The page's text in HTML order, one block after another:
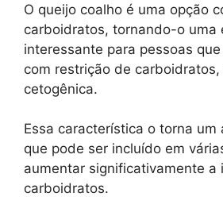
O queijo coalho é uma opção
carboidratos, tornando-o uma
interessante para pessoas
com restrição de
cetogênica.
Essa característica o torna um
que pode ser incluído em
aumentar significativamente a
carboidratos.